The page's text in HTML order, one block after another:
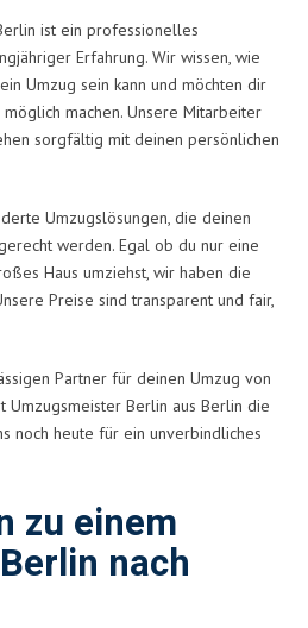
ist ein professionelles
Erfahrung. Wir wissen, wie
Umzug sein kann und möchten dir
machen. Unsere Mitarbeiter
sorgfältig mit deinen persönlichen
Umzugslösungen, die deinen
werden. Egal ob du nur eine
Haus umziehst, wir haben die
Preise sind transparent und fair,
Partner für deinen Umzug von
Umzugsmeister Berlin aus Berlin die
noch heute für ein unverbindliches
zu einem
nach